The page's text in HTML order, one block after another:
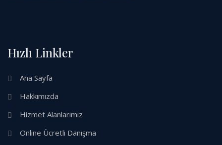
Hızlı Linkler
Ana Sayfa
Hakkımızda
Hizmet Alanlarımız
Online Ücretli Danışma